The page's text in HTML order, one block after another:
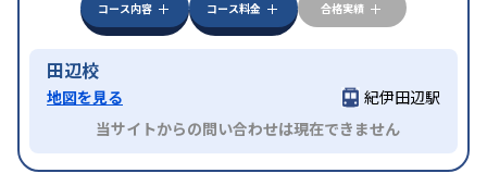
コース内容 コース料金 合格実績
田辺校
地図を見る
紀伊田辺駅
当サイトからの問い合わせは現在できません